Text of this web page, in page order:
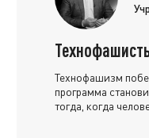
Технофашизм
программа
тогда, когда